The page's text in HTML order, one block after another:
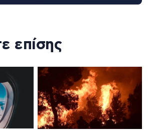
επίσης